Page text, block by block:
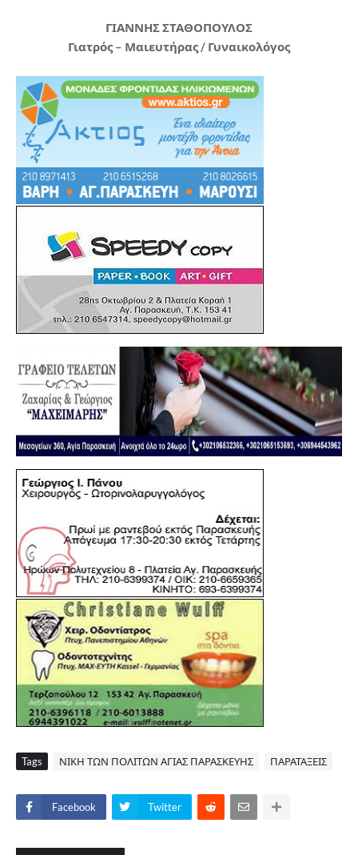
ΓΙΑΝΝΗΣ ΣΤΑΘΟΠΟΥΛΟΣ
Γιατρός – Μαιευτήρας / Γυναικολόγος
Tags ΝΙΚΗ ΤΩΝ ΠΟΛΙΤΩΝ ΑΓΙΑΣ ΠΑΡΑΣΚΕΥΗΣ ΠΑΡΑΤΑΞΕΙΣ
Facebook Twitter